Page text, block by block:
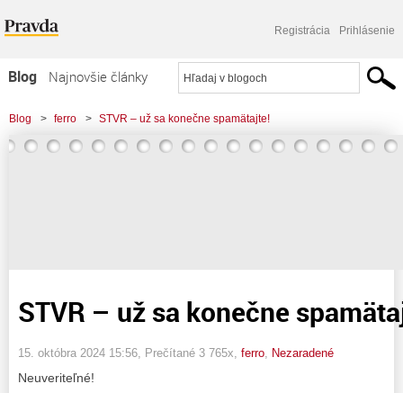
Registrácia Prihlásenie
Blog
Najnovšie články
Najčítanejšie články
Najkomentovanejšie články
Blog > ferro > STVR – už sa konečne spamätajte!
STVR – už sa konečne
15. októbra 2024 15:56 , Prečítané 3 765x, ferro Nezaradené
Neuveriteľné!